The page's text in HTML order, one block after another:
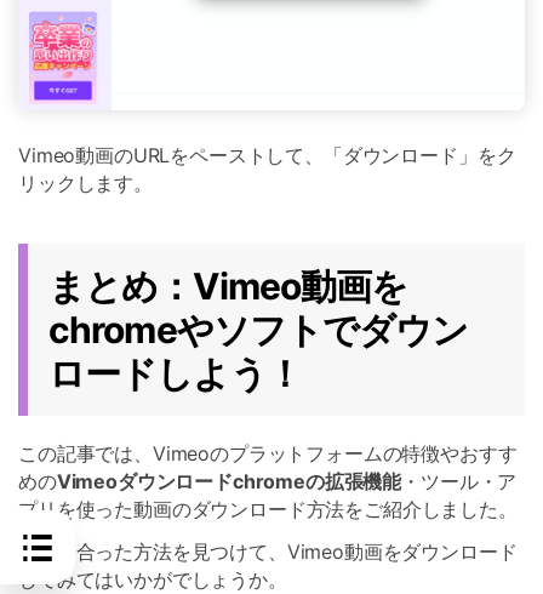
Vimeo動画のURLをペーストして、「ダウンロード」をク
リックします。
まとめ：Vimeo動画を
chromeやソフトでダウン
ロードしよう！
この記事では、Vimeoのプラットフォームの特徴やおすす
めのVimeoダウンロードchromeの拡張機能・ツール・ア
プリを使った動画のダウンロード方法をご紹介しました。
自分に合った方法を見つけて、Vimeo動画をダウンロード
してみてはいかがでしょうか。